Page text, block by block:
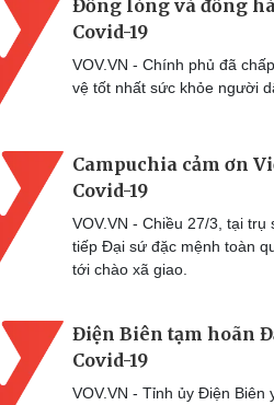
Đồng lòng và đồng
Covid-19
VOV.VN - Chính phủ đã
vệ tốt nhất sức khỏe người
Campuchia cảm ơn
Covid-19
VOV.VN - Chiều 27/3, tại
tiếp Đại sứ đặc mệnh toàn
tới chào xã giao.
Điện Biên tạm hoãn
Covid-19
VOV.VN - Tỉnh ủy Điện Biên